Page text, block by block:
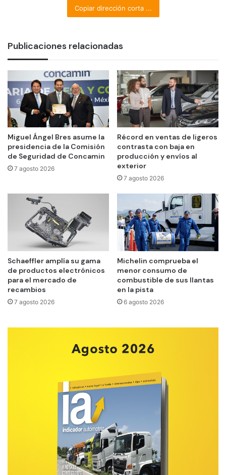
Copiar dirección corta ...
Publicaciones relacionadas
Miguel Ángel Bres asume la
presidencia de la Comisión
de Seguridad de Concamin
7 agosto 2026
Récord en ventas de ligeros
contrasta con baja en
producción y envíos al
exterior
7 agosto 2026
Schaeffler amplía su gama
de productos electrónicos
para el mercado de
recambios
7 agosto 2026
Michelin comprueba el
menor consumo de
combustible de sus llantas
en la pista
6 agosto 2026